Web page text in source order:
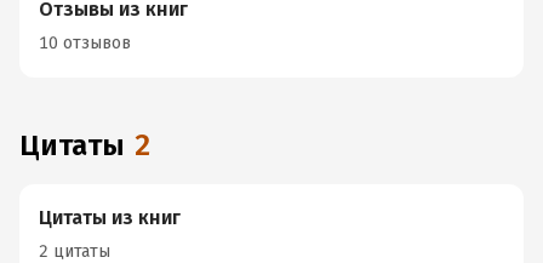
Отзывы из книг
10 отзывов
Цитаты 2
Цитаты из книг
2 цитаты